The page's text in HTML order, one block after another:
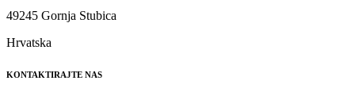
49245 Gornja Stubica
Hrvatska
KONTAKTIRAJTE NAS